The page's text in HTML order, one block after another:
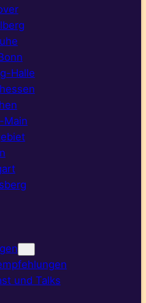
Halle
Main
und Talks